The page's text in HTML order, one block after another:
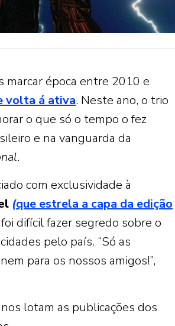
marcar época entre 2010 e
volta á ativa. Neste ano, o trio
o que só o tempo o fez
e na vanguarda da
.
com exclusividade à
(que estrela a capa da edição
difícil fazer segredo sobre o
pelo país. “Só as
para os nossos amigos!”,
lotam as publicações dos